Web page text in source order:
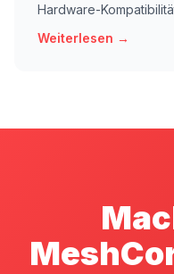
Hardware-
Weiterlesen →